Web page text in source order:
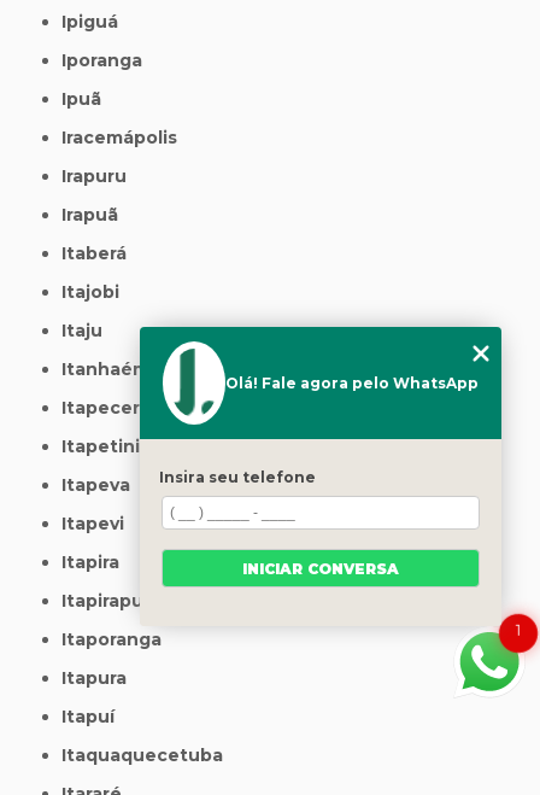
Ipiguá
Iporanga
Ipuã
Iracemápolis
Irapuru
Irapuã
Itaberá
Itajobi
Itaju
Itanhaém
Itapecerica da Serra
Itapetininga
Itapeva
Itapevi
Itapira
Itapirapuã Paulista
Itaporanga
Itapura
Itapuí
Itaquaquecetuba
1
Olá! Fale agora pelo WhatsApp
Insira seu telefone
INICIAR CONVERSA